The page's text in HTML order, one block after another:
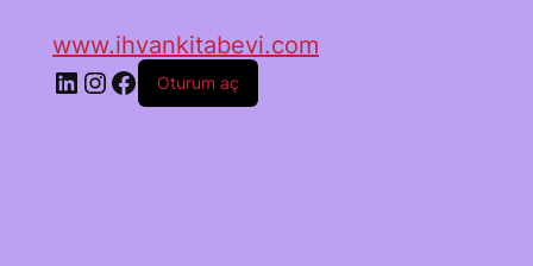
www.ihvankitabevi.com
Oturum aç